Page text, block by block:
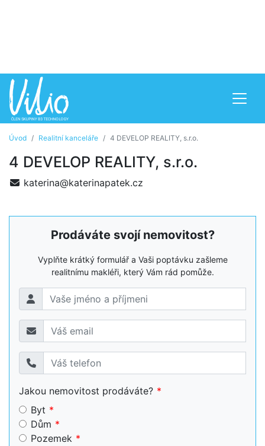
Úvod Realitní kanceláře 4 DEVELOP REALITY, s.r.o.
4 DEVELOP REALITY, s.r.o.
katerina@katerinapatek.cz
Prodáváte svojí nemovitost?
Vyplňte krátký formulář a Vaši poptávku zašleme
realitnímu makléři, který Vám rád pomůže.
Jakou nemovitost prodáváte?
Byt
Dům
Pozemek